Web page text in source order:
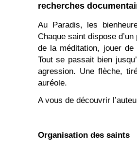
recherches
Au Paradis, les
Chaque saint dispose
de la méditation, jouer de
Tout se passait bien
agression. Une flèche,
auréole.
A vous de découvrir
Organisation des saints